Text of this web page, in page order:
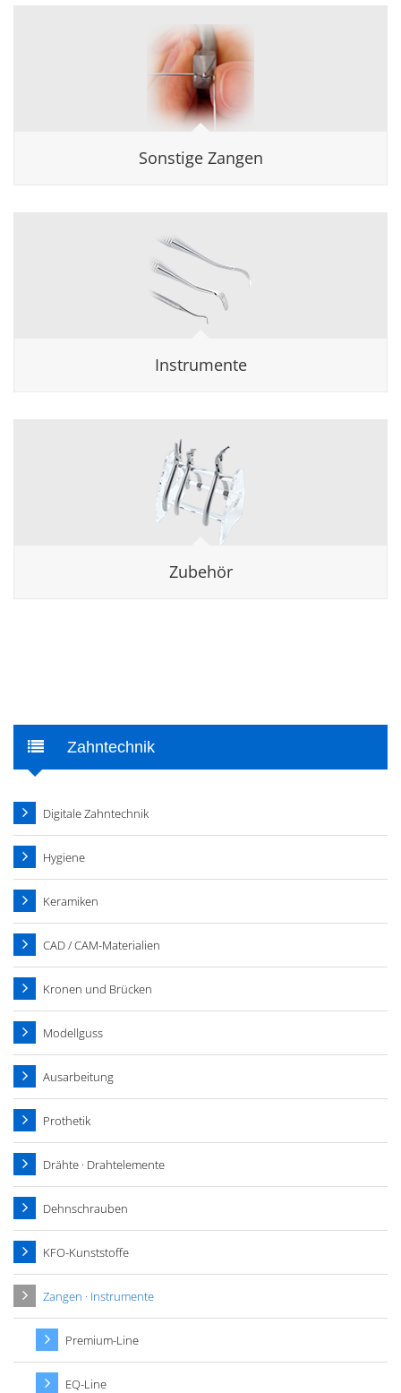
Sonstige Zangen
Instrumente
Zubehör
Zahntechnik
Digitale Zahntechnik
Hygiene
Keramiken
CAD / CAM-Materialien
Kronen und Brücken
Modellguss
Ausarbeitung
Prothetik
Drähte · Drahtelemente
Dehnschrauben
KFO-Kunststoffe
Zangen · Instrumente
Premium-Line
EQ-Line